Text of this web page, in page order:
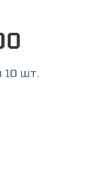
10 шт.